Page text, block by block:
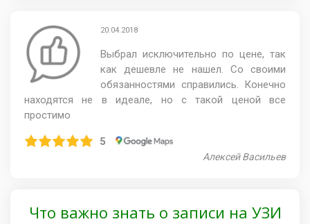
20.04.2018
Выбрал исключительно по цене, так
как дешевле не нашел. Со своими
обязанностями справились. Конечно
находятся не в идеале, но с такой ценой все
простимо
5
Алексей Васильев
Что важно знать о записи на УЗИ